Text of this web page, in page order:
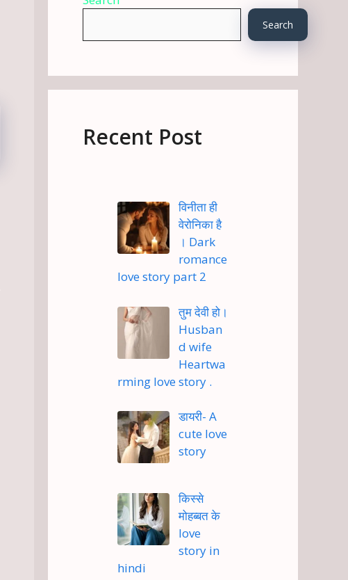
Search
Recent Post
विनीता ही
वेरोनिका है
। Dark
romance
love story part 2
तुम देवी हो।
Husban
d wife
Heartwa
rming love story .
डायरी- A
cute love
story
किस्से
मोहब्बत के
love
story in
hindi